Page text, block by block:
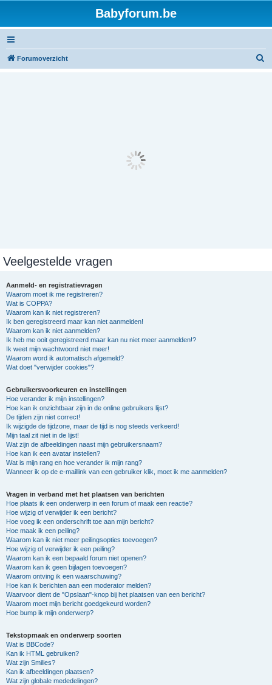
Babyforum.be
Forumoverzicht
Veelgestelde vragen
Aanmeld- en registratievragen
Waarom moet ik me registreren?
Wat is COPPA?
Waarom kan ik niet registreren?
Ik ben geregistreerd maar kan niet aanmelden!
Waarom kan ik niet aanmelden?
Ik heb me ooit geregistreerd maar kan nu niet meer aanmelden!?
Ik weet mijn wachtwoord niet meer!
Waarom word ik automatisch afgemeld?
Wat doet "verwijder cookies"?
Gebruikersvoorkeuren en instellingen
Hoe verander ik mijn instellingen?
Hoe kan ik onzichtbaar zijn in de online gebruikers lijst?
De tijden zijn niet correct!
Ik wijzigde de tijdzone, maar de tijd is nog steeds verkeerd!
Mijn taal zit niet in de lijst!
Wat zijn de afbeeldingen naast mijn gebruikersnaam?
Hoe kan ik een avatar instellen?
Wat is mijn rang en hoe verander ik mijn rang?
Wanneer ik op de e-maillink van een gebruiker klik, moet ik me aanmelden?
Vragen in verband met het plaatsen van berichten
Hoe plaats ik een onderwerp in een forum of maak een reactie?
Hoe wijzig of verwijder ik een bericht?
Hoe voeg ik een onderschrift toe aan mijn bericht?
Hoe maak ik een peiling?
Waarom kan ik niet meer peilingsopties toevoegen?
Hoe wijzig of verwijder ik een peiling?
Waarom kan ik een bepaald forum niet openen?
Waarom kan ik geen bijlagen toevoegen?
Waarom ontving ik een waarschuwing?
Hoe kan ik berichten aan een moderator melden?
Waarvoor dient de "Opslaan"-knop bij het plaatsen van een bericht?
Waarom moet mijn bericht goedgekeurd worden?
Hoe bump ik mijn onderwerp?
Tekstopmaak en onderwerp soorten
Wat is BBCode?
Kan ik HTML gebruiken?
Wat zijn Smilies?
Kan ik afbeeldingen plaatsen?
Wat zijn globale mededelingen?